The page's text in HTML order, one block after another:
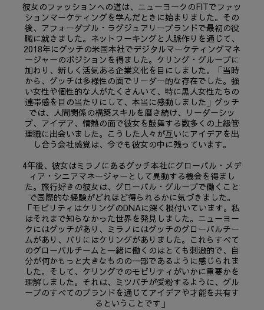
彼女のファッションへの道は、ニューヨークのFITでファッ
ションマーケティングを学んだときに始まりました。その
後、アフォーダブル・ラグジュアリーブランドで最初の役
職に就きました。ネットワーキングと人脈作りを通じて、
2018年にグッチの米国本社でデジタルマーケティングマネ
ージャーのポジションを得ました。ケリング・グループに
加わり、新しく活気ある企業文化を目にしました。「当時
から、グッチは多様性の面でリーダー的な存在でした。強
い女性や個性的な人がたくさんいて、特に黒人女性たちの
連帯感を目の当たりにして、本当に感動しました」グッチ
では、人間関係の構築スキルを磨き続け、リーダーシッ
プ、アイデア、情熱の面で彼女を鼓舞する数多くの上級管
理職に出会いました。こうした人々が互いにアイデアを出
し合う会社感覚は、今でも彼女の中に残っています。
4年後、彼女はミラノにあるグッチ本社にグローバル・メデ
ィア・シニアマネージャーとして異動する機会を得まし
た。旅行好きの彼女は、グローバル・グループで働くこと
で国際的な経験がどれほど得られるかに気づきました。
「モビリティはケリングのDNAに深く根付いています。私
はそれまで知らなかった世界を発見しました。ニューヨー
クにはグッチがあり、ミラノにはグッチのグローバルチー
ムがあり、パリにはケリングがありました。これらすべて
のグローバルチームと一緒に働くのはとても刺激的で、自
分が何かもっと大きなものの一部であるように感じられま
した。そして、ケリングでのモビリティがいかに重要かを
理解しました。それは、ミツバチが受粉するように、グル
ープのすべてのブランドを通じてアイデアや才能を共有す
るということです」